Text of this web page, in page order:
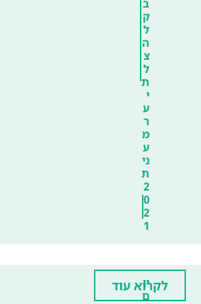
ב
ק
ל
ה
צ
ל
ת
י
ע
ר
מ
ע
ני
ת
2
0
2
1
יו
ם
לקרוא עוד